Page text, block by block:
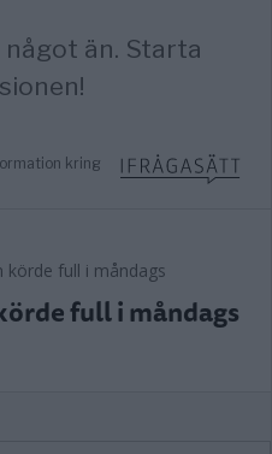
full i måndags